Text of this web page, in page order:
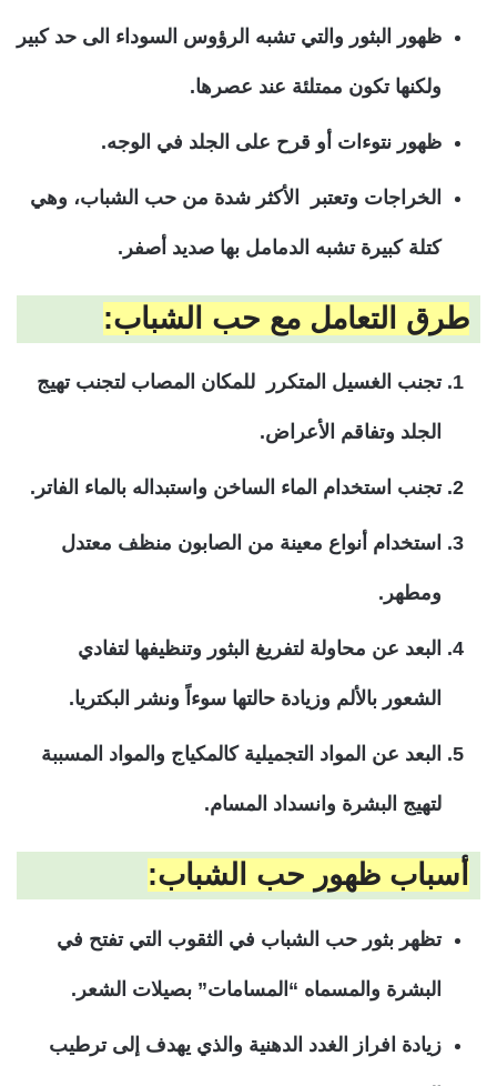
ظهور البثور والتي تشبه الرؤوس السوداء الى حد كبير
ولكنها تكون ممتلئة عند عصرها.
ظهور نتوءات أو قرح على الجلد في الوجه.
الخراجات وتعتبر الأكثر شدة من حب الشباب، وهي
كتلة كبيرة تشبه الدمامل بها صديد أصفر.
طرق التعامل مع حب الشباب:
تجنب الغسيل المتكرر للمكان المصاب لتجنب تهيج
الجلد وتفاقم الأعراض.
تجنب استخدام الماء الساخن واستبداله بالماء الفاتر.
استخدام أنواع معينة من الصابون منظف معتدل
ومطهر.
البعد عن محاولة لتفريغ البثور وتنظيفها لتفادي
الشعور بالألم وزيادة حالتها سوءاً ونشر البكتريا.
البعد عن المواد التجميلية كالمكياج والمواد المسببة
لتهيج البشرة وانسداد المسام.
أسباب ظهور حب الشباب:
تظهر بثور حب الشباب في الثقوب التي تفتح في
البشرة والمسماه “المسامات” بصيلات الشعر.
زيادة افراز الغدد الدهنية والذي يهدف إلى ترطيب